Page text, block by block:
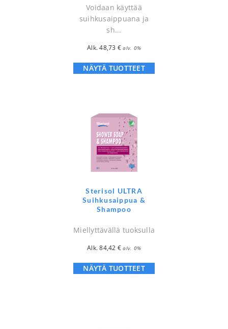
Voidaan käyttää
suihkusaippuana ja
sh...
Alk.48,73 € alv. 0%
NÄYTÄ TUOTTEET
Sterisol ULTRA
Suihkusaippua &
Shampoo
Miellyttävällä tuoksulla
Alk.84,42 € alv. 0%
NÄYTÄ TUOTTEET